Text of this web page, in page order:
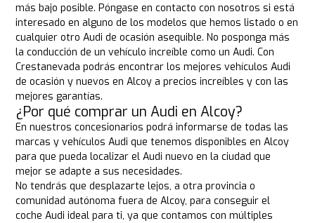
más bajo posible. Póngase en contacto con nosotros si está
interesado en alguno de los modelos que hemos listado o en
cualquier otro Audi de ocasión asequible. No posponga más
la conducción de un vehículo increíble como un Audi. Con
Crestanevada podrás encontrar los mejores vehículos Audi
de ocasión y nuevos en Alcoy a precios increíbles y con las
mejores garantías.
¿Por qué comprar un Audi en Alcoy?
En nuestros concesionarios podrá informarse de todas las
marcas y vehículos Audi que tenemos disponibles en Alcoy
para que pueda localizar el Audi nuevo en la ciudad que
mejor se adapte a sus necesidades.
No tendrás que desplazarte lejos, a otra provincia o
comunidad autónoma fuera de Alcoy, para conseguir el
coche Audi ideal para ti, ya que contamos con múltiples